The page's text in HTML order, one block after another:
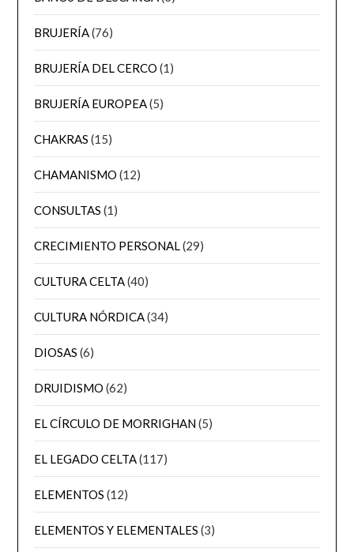
BRUJERÍA(76)
BRUJERÍA DEL CERCO (1)
BRUJERÍA EUROPEA(5)
CHAKRAS (15)
CHAMANISMO (12)
CONSULTAS (1)
CRECIMIENTO PERSONAL(29)
CULTURA CELTA(40)
CULTURA NÓRDICA(34)
DIOSAS (6)
DRUIDISMO (62)
EL CÍRCULO DE MORRIGHAN(5)
EL LEGADO CELTA(117)
ELEMENTOS (12)
ELEMENTOS Y ELEMENTALES (3)